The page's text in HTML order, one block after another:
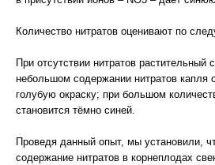
Количество нитратов оценивают по
При отсутствии нитратов растительный
небольшом содержании нитратов капля
голубую окраску; при большом
становится тёмно синей.
Проведя данный опыт, мы установили,
содержание нитратов в корнеплодах